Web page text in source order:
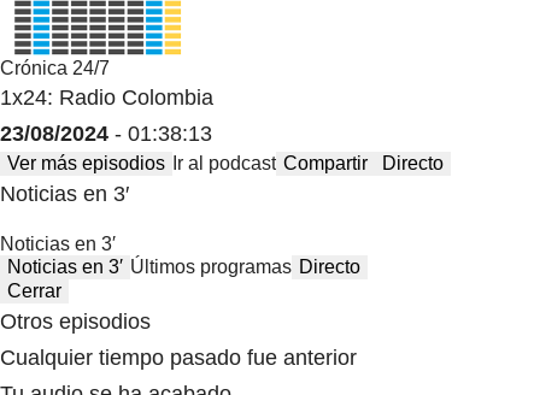
Crónica 24/7
1x24: Radio Colombia
23/08/2024 - 01:38:13
Ver más episodios Ir al podcast Compartir Directo
Noticias en 3′
Noticias en 3′
Noticias en 3′ Últimos programas Directo
Cerrar
Otros episodios
Cualquier tiempo pasado fue anterior